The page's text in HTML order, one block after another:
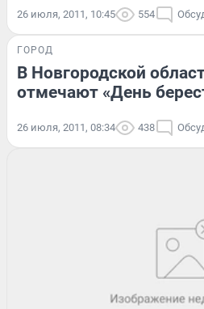
26 июля, 2011, 10:45 554
ГОРОД
В Новгородской
отмечают «День
26 июля, 2011, 08:34 438